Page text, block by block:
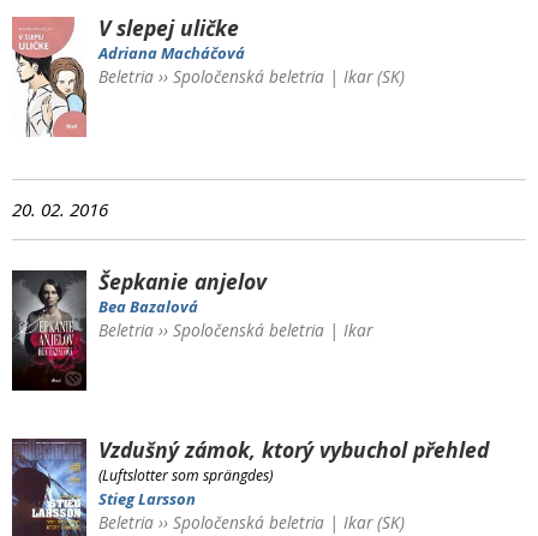
V slepej uličke
Adriana Macháčová
Beletria ››Spoločenská beletria | Ikar (SK)
20. 02. 2016
Šepkanie anjelov
Bea Bazalová
Beletria ››Spoločenská beletria |Ikar
Vzdušný zámok, ktorý vybucholpřehled
(Luftslotter som sprängdes)
Stieg Larsson
Beletria›› Spoločenská beletria| Ikar (SK)